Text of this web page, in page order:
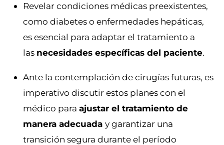
Revelar condiciones médicas preexistentes,
como diabetes o enfermedades hepáticas,
es esencial para adaptar el tratamiento a
las necesidades específicas del paciente.
Ante la contemplación de cirugías futuras, es
imperativo discutir estos planes con el
médico para ajustar el tratamiento de
manera adecuada y garantizar una
transición segura durante el período